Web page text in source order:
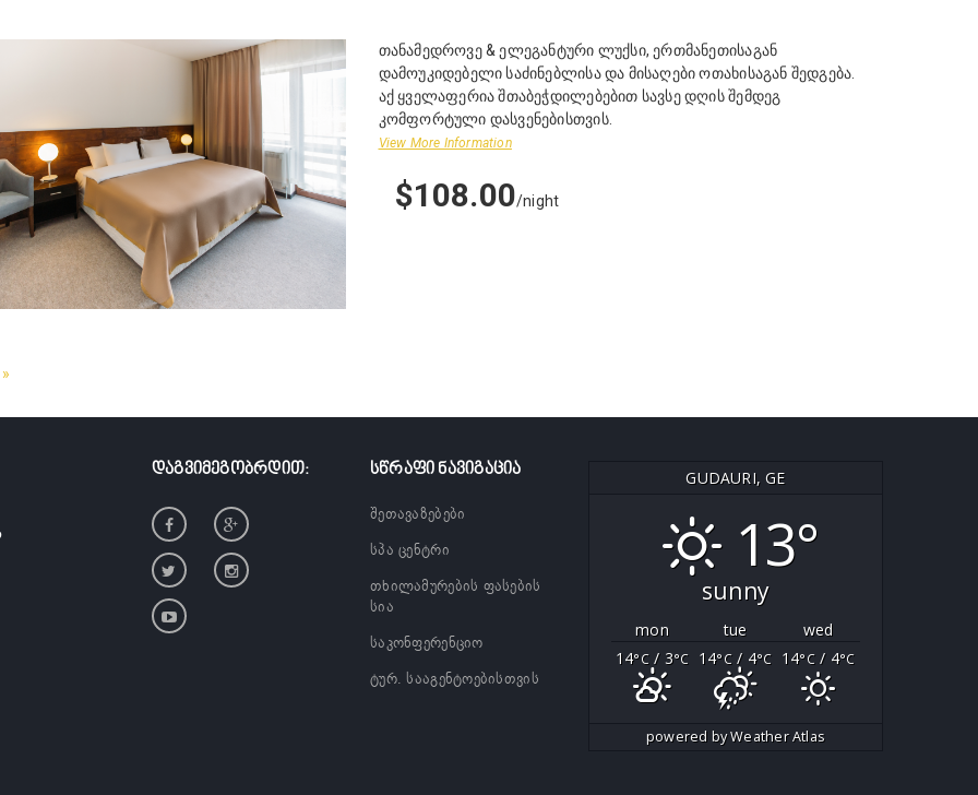
თანამედროვე & ელეგანტური ლუქსი, ერთმანეთისაგან
დამოუკიდებელი საძინებლისა და მისაღები ოთახისაგან შედგება.
აქ ყველაფერია შთაბეჭდილებებით სავსე დღის შემდეგ
კომფორტული დასვენებისთვის.
View More Information
$108.00/night
ᲓᲐᲒᲕᲘᲛᲔᲒᲝᲑᲠᲓᲘᲗ: ᲡᲬᲠᲐᲤᲘ ᲜᲐᲕᲘᲒᲐᲪᲘᲐ
შეთავაზებები
სპა ცენტრი
თხილამურების ფასების
სია
საკონფერენციო
ტურ. სააგენტოებისთვის
GUDAURI, GE
13°
sunny
mon tue
wed
14°C/ 3°C 14°C/ 4°C 14°C/ 4°C
powered byWeather Atlas